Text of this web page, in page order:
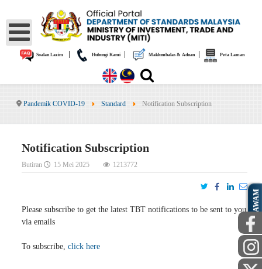
Soalan Lazim| Hubungi Kami| Maklumbalas & Aduan| Peta Laman
Pandemik COVID-19 Standard Notification Subscription
Notification Subscription
Butiran 15 Mei 2025 1213772
Please subscribe to get the latest TBT notifications to be sent to you
via emails
To subscribe, click here
AWAM